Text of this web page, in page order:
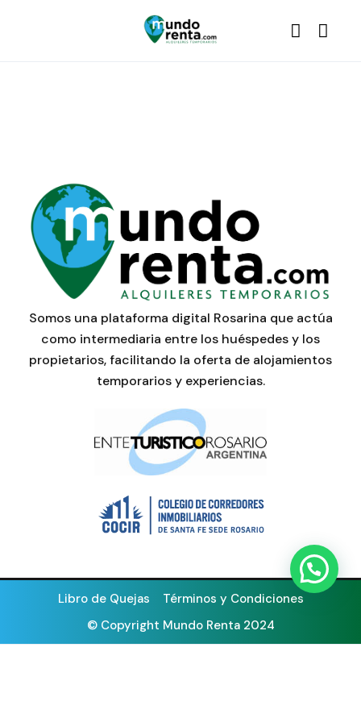
Somos una plataforma digital Rosarina que actúa
como intermediaria entre los huéspedes y los
propietarios, facilitando la oferta de alojamientos
temporarios y experiencias.
© Copyright Mundo Renta 2024
Libro de Quejas Términos y Condiciones